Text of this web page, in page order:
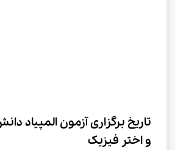
تاریخ برگزاری آزمون المپیاد
و اختر فیزیک